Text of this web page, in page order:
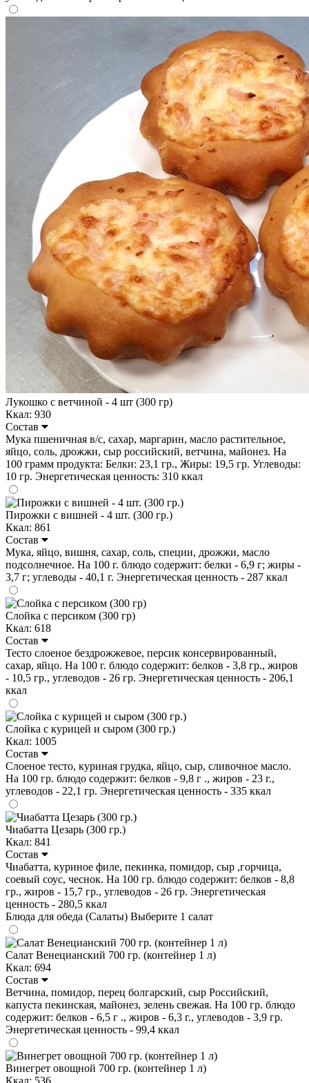
Лукошко с ветчиной - 4 шт (300 гр)
Ккал: 930
Состав
Мука пшеничная в/с, сахар, маргарин, масло растительное,
яйцо, соль, дрожжи, сыр российский, ветчина, майонез. На
100 грамм продукта: Белки: 23,1 гр., Жиры: 19,5 гр. Углеводы:
10 гр. Энергетическая ценность: 310 ккал
Пирожки с вишней - 4 шт. (300 гр.)
Ккал: 861
Состав
Мука, яйцо, вишня, сахар, соль, специи, дрожжи, масло
подсолнечное. На 100 г. блюдо содержит: белки - 6,9 г; жиры -
3,7 г; углеводы - 40,1 г. Энергетическая ценность - 287 ккал
Слойка с персиком (300 гр)
Ккал: 618
Состав
Тесто слоеное бездрожжевое, персик консервированный,
сахар, яйцо. На 100 г. блюдо содержит: белков - 3,8 гр., жиров
- 10,5 гр., углеводов - 26 гр. Энергетическая ценность - 206,1
ккал
Слойка с курицей и сыром (300 гр.)
Ккал: 1005
Состав
Слоеное тесто, куриная грудка, яйцо, сыр, сливочное масло.
На 100 гр. блюдо содержит: белков - 9,8 г ., жиров - 23 г.,
углеводов - 22,1 гр. Энергетическая ценность - 335 ккал
Чиабатта Цезарь (300 гр.)
Ккал: 841
Состав
Чиабатта, куриное филе, пекинка, помидор, сыр ,горчица,
соевый соус, чеснок. На 100 гр. блюдо содержит: белков - 8,8
гр., жиров - 15,7 гр., углеводов - 26 гр. Энергетическая
ценность - 280,5 ккал
Блюда для обеда (Салаты) Выберите 1 салат
Салат Венецианский 700 гр. (контейнер 1 л)
Ккал: 694
Состав
Ветчина, помидор, перец болгарский, сыр Российский,
капуста пекинская, майонез, зелень свежая. На 100 гр. блюдо
содержит: белков - 6,5 г ., жиров - 6,3 г., углеводов - 3,9 гр.
Энергетическая ценность - 99,4 ккал
Винегрет овощной 700 гр. (контейнер 1 л)
Ккал: 536